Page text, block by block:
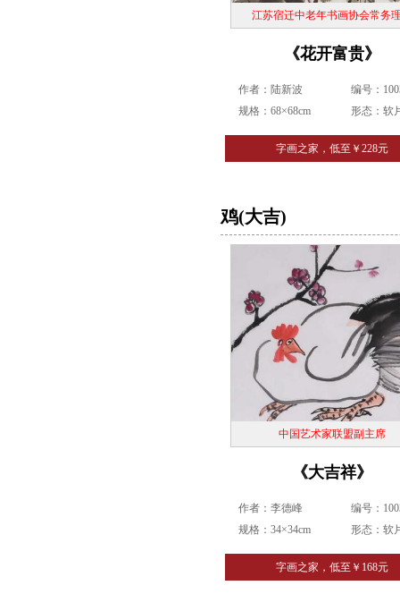
江苏宿迁中老年书画协会常务
《花开富贵》
作者：陆新波
规格：68×68cm
编号：
形态：软
字画之家，低至￥228元
鸡(大吉)
中国艺术家联盟副主席
《大吉祥》
作者：李德峰
规格：34×34cm
编号：
形态：软
字画之家，低至￥168元